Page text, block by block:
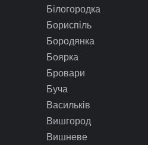
Білогородка
Бориспіль
Бородянка
Боярка
Бровари
Буча
Васильків
Вишгород
Вишневе